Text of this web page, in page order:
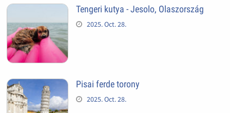
Tengeri kutya - Jesolo, Olaszország
2025. Oct. 28.
Pisai ferde torony
2025. Oct. 28.